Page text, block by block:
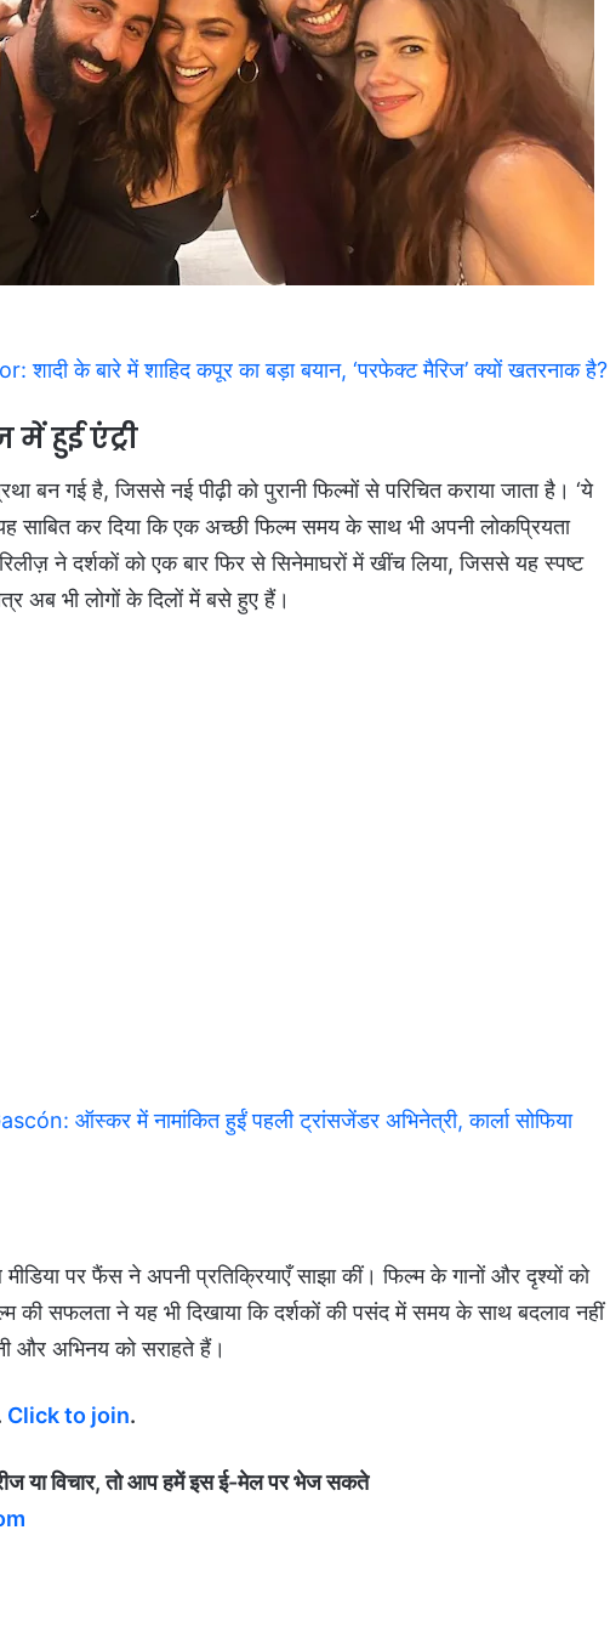
शादी के बारे में शाहिद कपूर का बड़ा बयान, ‘परफेक्ट मैरिज’ क्यों खतरनाक है?
में हुई एंट्री
बन गई है, जिससे नई पीढ़ी को पुरानी फिल्मों से परिचित कराया जाता है। ‘ये
यह साबित कर दिया कि एक अच्छी फिल्म समय के साथ भी अपनी लोकप्रियता
ने दर्शकों को एक बार फिर से सिनेमाघरों में खींच लिया, जिससे यह स्पष्ट
अब भी लोगों के दिलों में बसे हुए हैं।
ऑस्कर में नामांकित हुईं पहली ट्रांसजेंडर अभिनेत्री, कार्ला सोफिया
पर फैंस ने अपनी प्रतिक्रियाएँ साझा कीं। फिल्म के गानों और दृश्यों को
की सफलता ने यह भी दिखाया कि दर्शकों की पसंद में समय के साथ बदलाव नहीं
और अभिनय को सराहते हैं।
Click to join.
या विचार, तो आप हमें इस ई-मेल पर भेज सकते